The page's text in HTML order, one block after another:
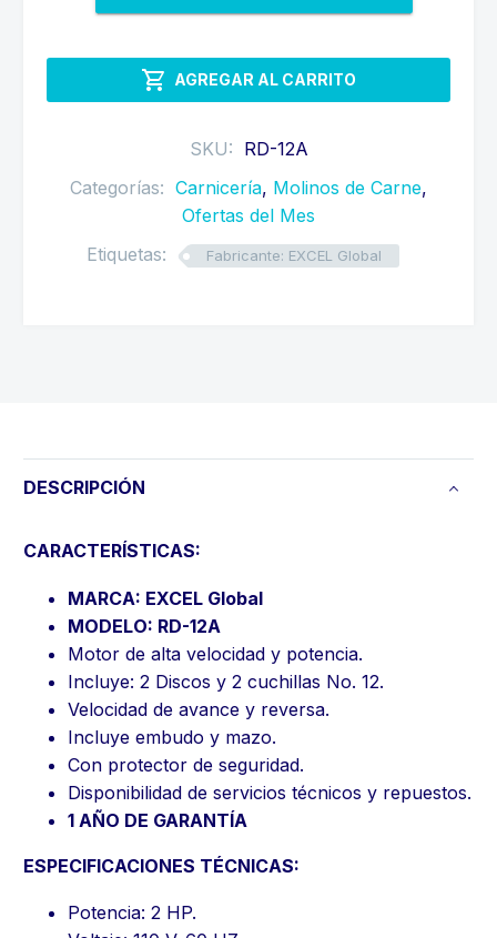
 AGREGAR AL CARRITO
SKU: RD-12A
Categorías: Carnicería, Molinos de Carne,
Ofertas del Mes
Etiquetas:
Fabricante: EXCEL Global
DESCRIPCIÓN
CARACTERÍSTICAS:
MARCA: EXCEL Global
MODELO: RD-12A
Motor de alta velocidad y potencia.
Incluye: 2 Discos y 2 cuchillas No. 12.
Velocidad de avance y reversa.
Incluye embudo y mazo.
Con protector de seguridad.
Disponibilidad de servicios técnicos y repuestos.
1 AÑO DE GARANTÍA
ESPECIFICACIONES TÉCNICAS:
Potencia: 2 HP.